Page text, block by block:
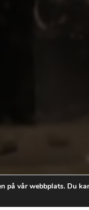
på vår webbplats. Du